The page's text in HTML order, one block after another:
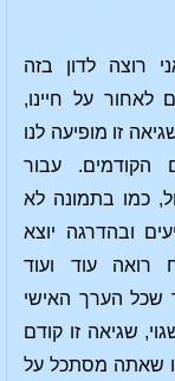
רוצה לדון בזה
לאחור על חיינו,
זו מופיעה לנו
הקודמים. עבור
כמו בתמונה לא
ובהדרגה יוצא
רואה עוד ועוד
שכל הערך האישי
שגיאה זו קודם
שאתה מסתכל על